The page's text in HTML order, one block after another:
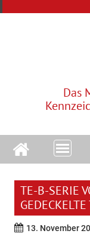
Das
TE-B-SERIE
GEDECKELTE
13. November